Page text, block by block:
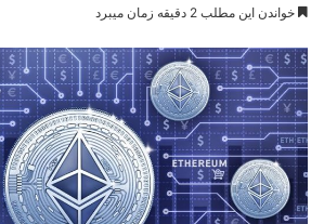
خواندن این مطلب 2 دقیقه زمان میبرد